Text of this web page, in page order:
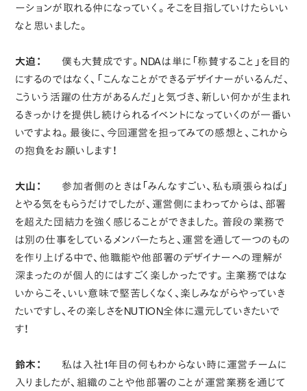
ーションが取れる仲になっていく。そこを目指していけたらいい
なと思いました。
大迫：
僕も大賛成です。NDAは単に「称賛すること」を目的
にするのではなく、「こんなことができるデザイナーがいるんだ、
こういう活躍の仕方があるんだ」と気づき、新しい何かが生まれ
るきっかけを提供し続けられるイベントになっていくのが一番い
いですよね。最後に、今回運営を担ってみての感想と、これから
の抱負をお願いします！
大山：
参加者側のときは「みんなすごい、私も頑張らねば」
とやる気をもらうだけでしたが、運営側にまわってからは、部署
を超えた団結力を強く感じることができました。普段の業務で
は別の仕事をしているメンバーたちと、運営を通して一つのもの
を作り上げる中で、他職能や他部署のデザイナーへの理解が
深まったのが個人的にはすごく楽しかったです。主業務ではな
いからこそ、いい意味で堅苦しくなく、楽しみながらやっていき
たいですし、その楽しさをNUTION全体に還元していきたいで
す！
鈴木：
私は入社1年目の何もわからない時に運営チームに
入りましたが、組織のことや他部署のことが運営業務を通じて